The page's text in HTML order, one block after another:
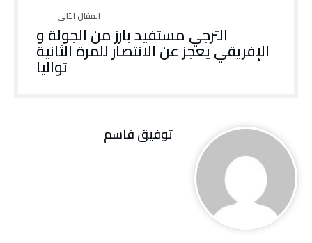
الترجي مستفيد بارز من الجولة و
الإفريقي يعجز عن الانتصار للمرة الثانية
تواليا
توفيق قاسم